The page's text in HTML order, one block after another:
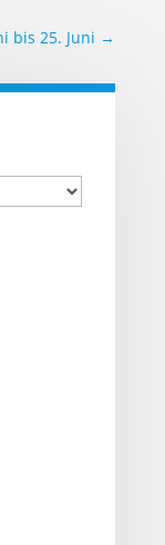
bis 25. Juni →